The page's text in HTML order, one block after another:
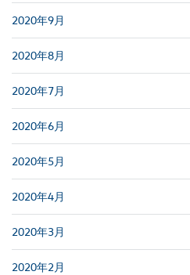
2020年9月
2020年8月
2020年7月
2020年6月
2020年5月
2020年4月
2020年3月
2020年2月